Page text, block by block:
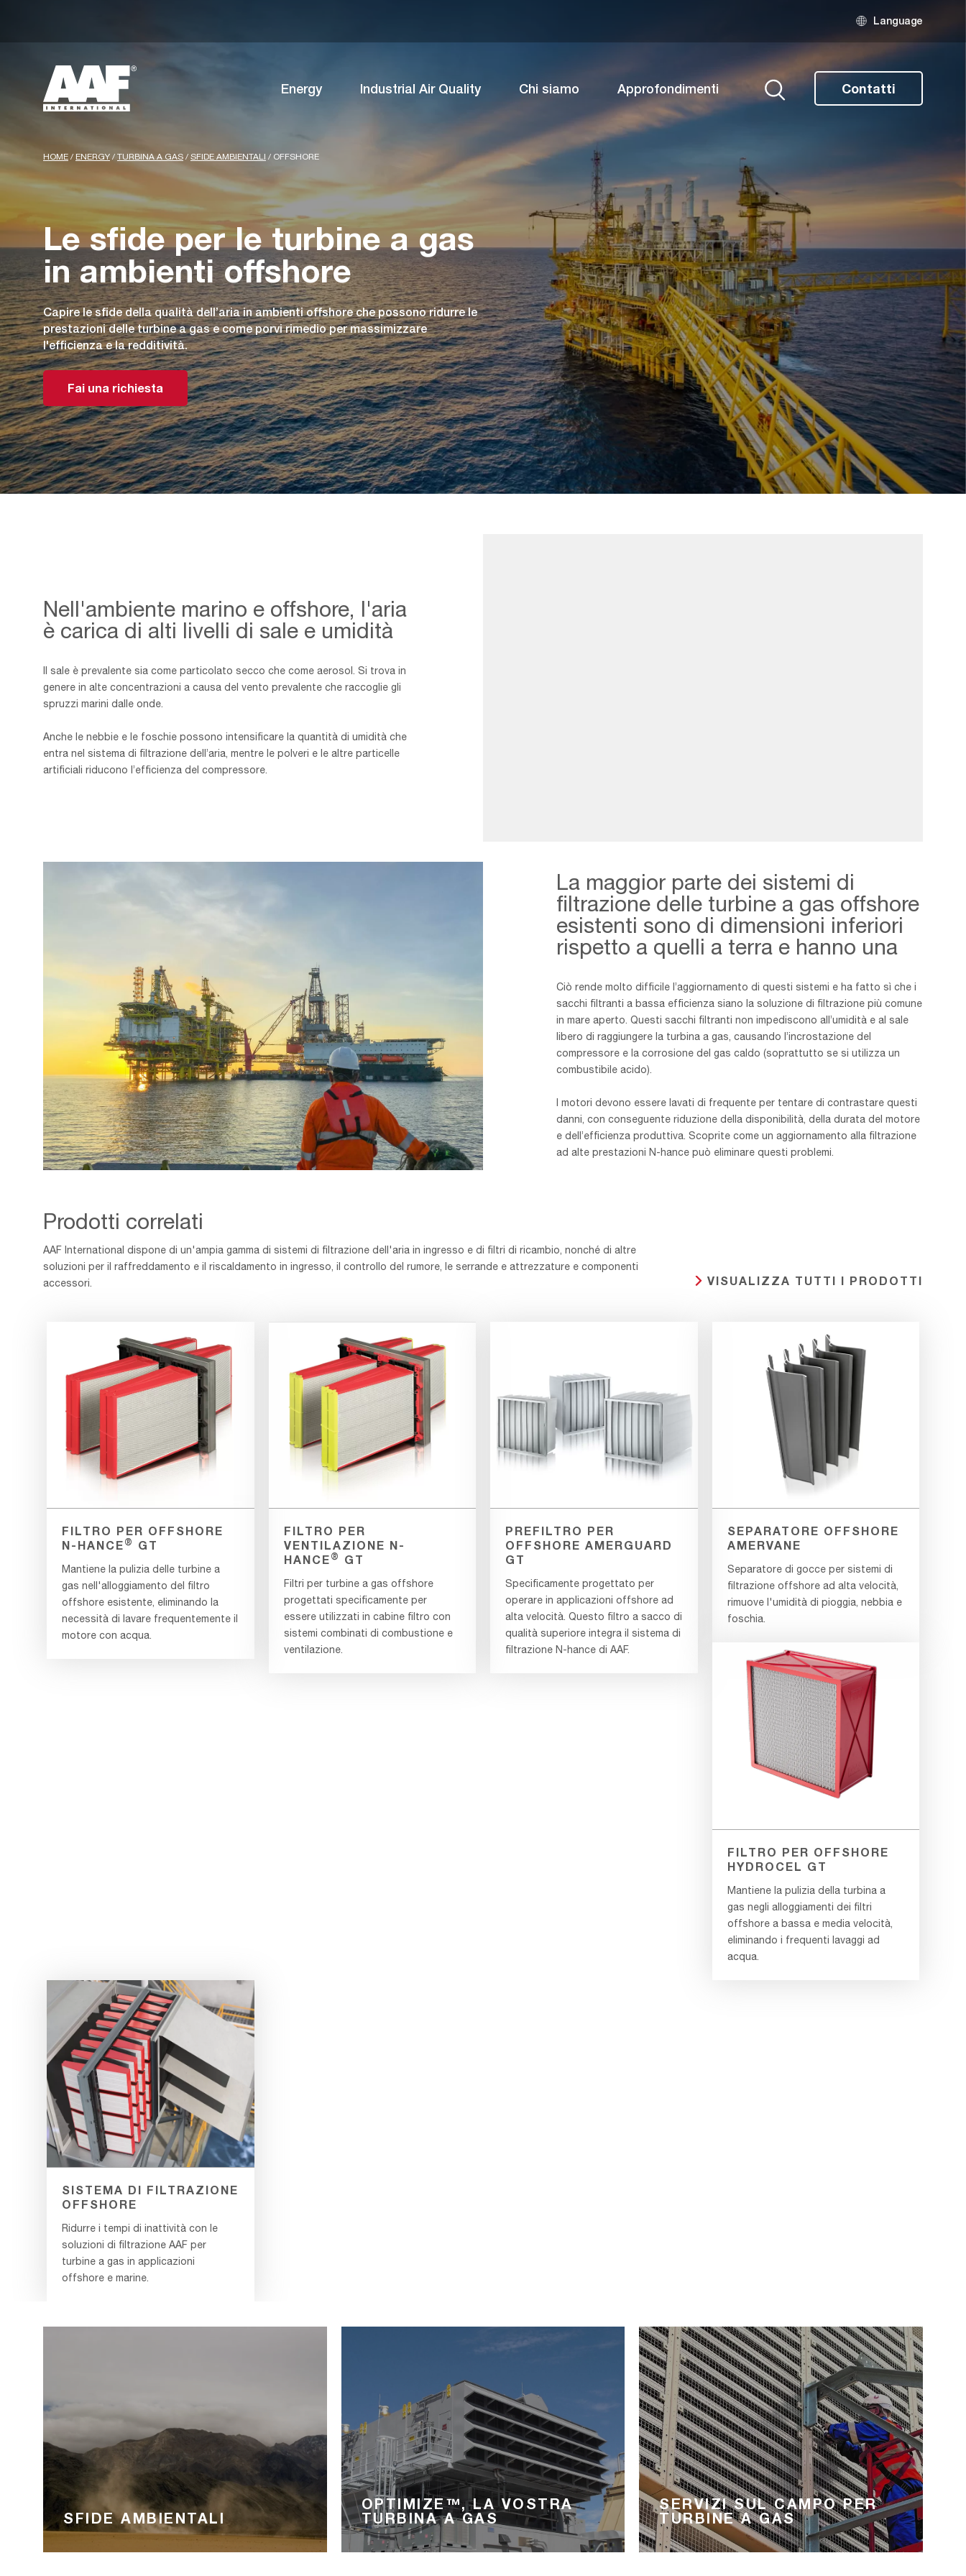
Language
Ricerca Contatti
Energy Industrial Air Quality Chi siamo Approfondimenti
HOME / ENERGY / TURBINA A GAS / SFIDE AMBIENTALI / OFFSHORE
Le sfide per le turbine a gas
in ambienti offshore
Capire le sfide della qualità dell’aria in ambienti offshore che possono ridurre le
prestazioni delle turbine a gas e come porvi rimedio per massimizzare
l'efficienza e la redditività.
Fai una richiesta
50/50
Nell'ambiente marino e offshore, l'aria
è carica di alti livelli di sale e umidità
Il sale è prevalente sia come particolato secco che come aerosol. Si trova in
genere in alte concentrazioni a causa del vento prevalente che raccoglie gli
spruzzi marini dalle onde.
Anche le nebbie e le foschie possono intensificare la quantità di umidità che
entra nel sistema di filtrazione dell’aria, mentre le polveri e le altre particelle
artificiali riducono l’efficienza del compressore.
min
La maggior parte dei sistemi di
filtrazione delle turbine a gas offshore
esistenti sono di dimensioni inferiori
rispetto a quelli a terra e hanno una
Ciò rende molto difficile l’aggiornamento di questi sistemi e ha fatto sì che i
sacchi filtranti a bassa efficienza siano la soluzione di filtrazione più comune
in mare aperto. Questi sacchi filtranti non impediscono all’umidità e al sale
libero di raggiungere la turbina a gas, causando l’incrostazione del
compressore e la corrosione del gas caldo (soprattutto se si utilizza un
combustibile acido).
I motori devono essere lavati di frequente per tentare di contrastare questi
danni, con conseguente riduzione della disponibilità, della durata del motore
e dell’efficienza produttiva. Scoprite come un aggiornamento alla filtrazione
ad alte prestazioni N-hance può eliminare questi problemi.
Prodotti correlati
AAF International dispone di un'ampia gamma di sistemi di filtrazione dell'aria in ingresso e di filtri di ricambio, nonché di altre
soluzioni per il raffreddamento e il riscaldamento in ingresso, il controllo del rumore, le serrande e attrezzature e componenti
accessori.
VISUALIZZA TUTTI I PRODOTTI
FILTRO PER OFFSHORE
N-HANCE ® GT
Mantiene la pulizia delle turbine a
gas nell'alloggiamento del filtro
offshore esistente, eliminando la
necessità di lavare frequentemente il
motore con acqua.
FILTRO PER
VENTILAZIONE N-
HANCE ® GT
Filtri per turbine a gas offshore
progettati specificamente per
essere utilizzati in cabine filtro con
sistemi combinati di combustione e
ventilazione.
PREFILTRO PER
OFFSHORE AMERGUARD
GT
Specificamente progettato per
operare in applicazioni offshore ad
alta velocità. Questo filtro a sacco di
qualità superiore integra il sistema di
filtrazione N-hance di AAF.
SEPARATORE OFFSHORE
AMERVANE
Separatore di gocce per sistemi di
filtrazione offshore ad alta velocità,
rimuove l'umidità di pioggia, nebbia e
foschia.
FILTRO PER OFFSHORE
HYDROCEL GT
Mantiene la pulizia della turbina a
gas negli alloggiamenti dei filtri
offshore a bassa e media velocità,
eliminando i frequenti lavaggi ad
acqua.
SISTEMA DI FILTRAZIONE
OFFSHORE
Ridurre i tempi di inattività con le
soluzioni di filtrazione AAF per
turbine a gas in applicazioni
offshore e marine.
SFIDE AMBIENTALI
OPTIMIZE™, LA VOSTRA
TURBINA A GAS
SERVIZI SUL CAMPO PER
TURBINE A GAS